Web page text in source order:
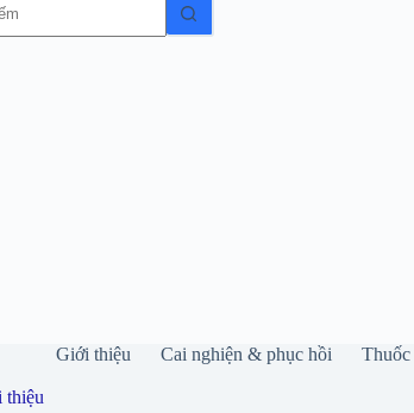
Giới thiệu Cai nghiện & phục hồi Thuốc
thiệu